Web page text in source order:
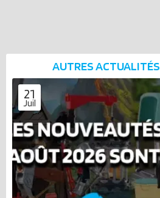
AUTRES ACTUALITÉS
21
Juil